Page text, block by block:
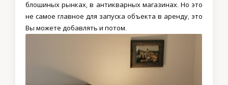
блошиных рынках, в антикварных магазинах. Но это
не самое главное для запуска объекта в аренду, это
Вы можете добавлять и потом.